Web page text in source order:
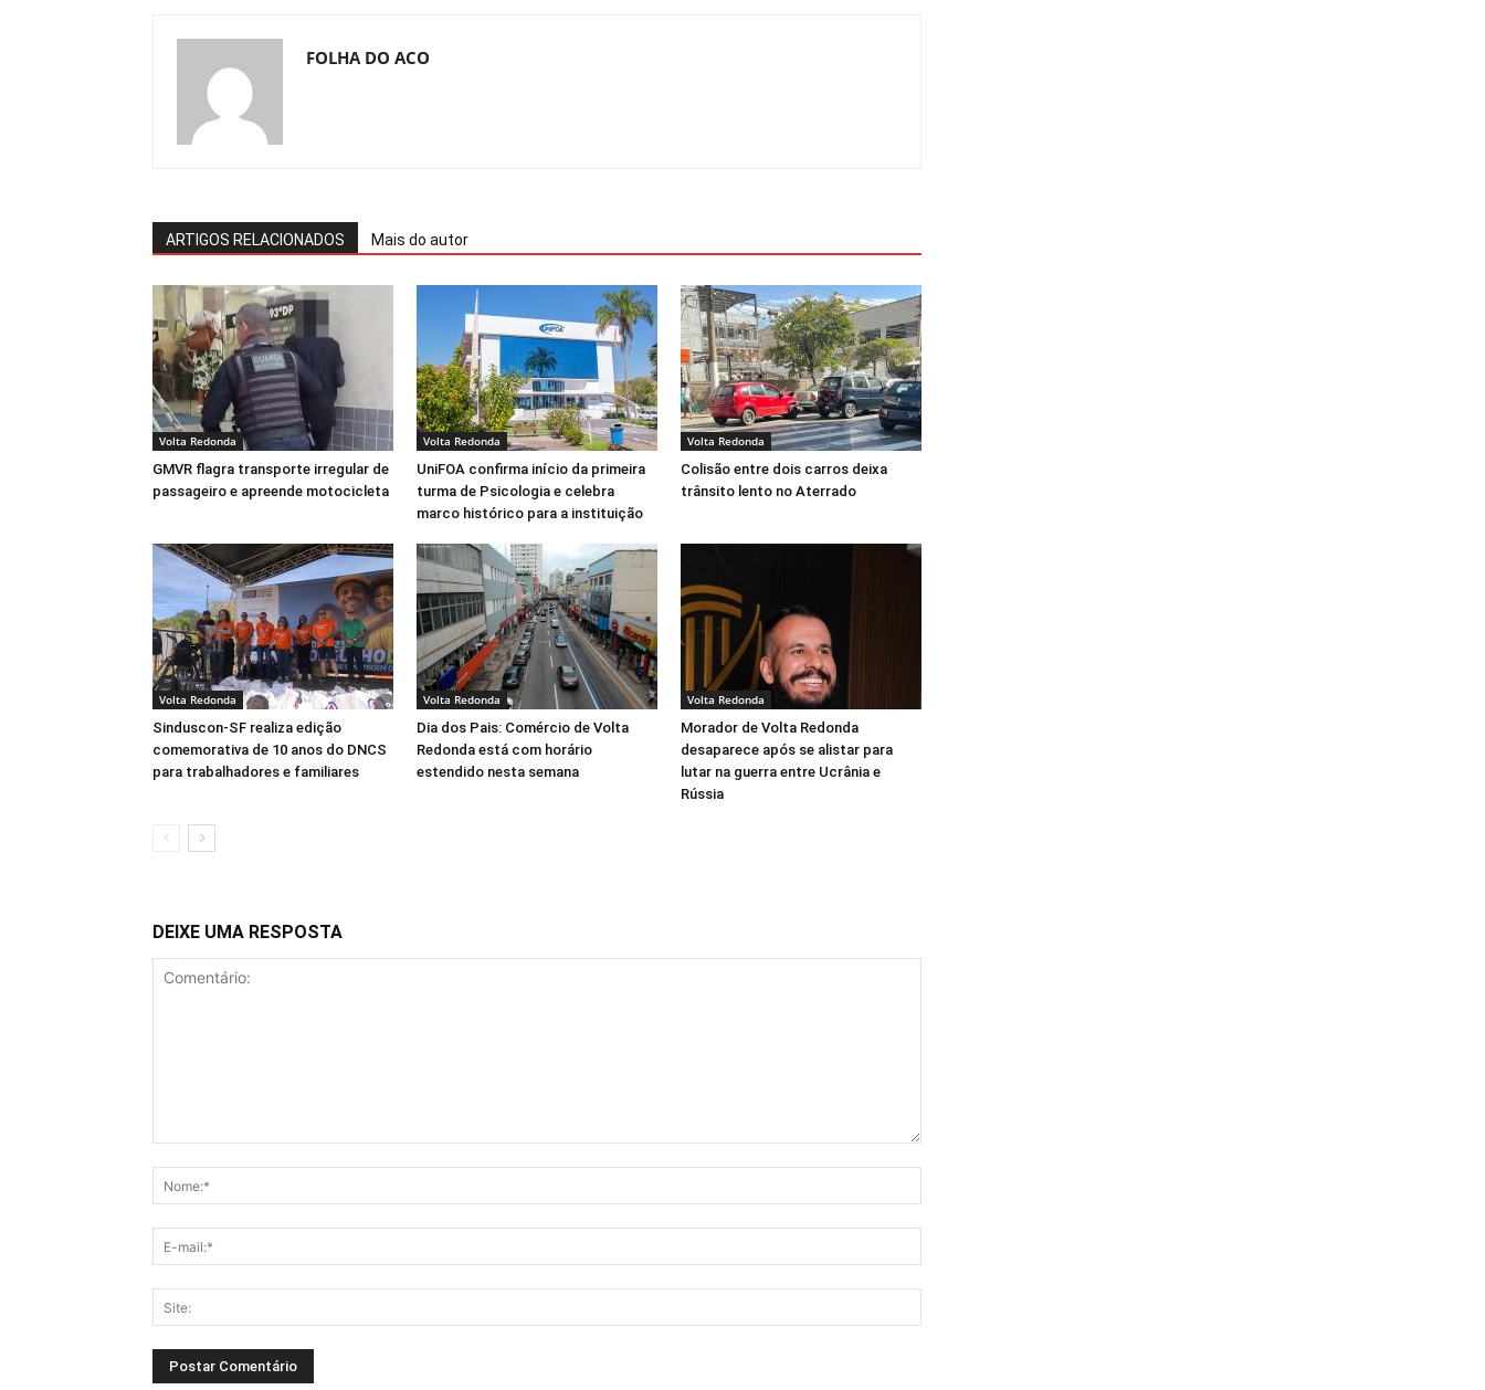
FOLHA DO ACO
ARTIGOS RELACIONADOS Mais do autor
Volta Redonda
GMVR flagra transporte irregular de
passageiro e apreende motocicleta
Volta Redonda
UniFOA confirma início da primeira
turma de Psicologia e celebra
marco histórico para a instituição
Volta Redonda
Colisão entre dois carros deixa
trânsito lento no Aterrado
Volta Redonda
Sinduscon-SF realiza edição
comemorativa de 10 anos do DNCS
para trabalhadores e familiares
Volta Redonda
Dia dos Pais: Comércio de Volta
Redonda está com horário
estendido nesta semana
Volta Redonda
Morador de Volta Redonda
desaparece após se alistar para
lutar na guerra entre Ucrânia e
Rússia
DEIXE UMA RESPOSTA